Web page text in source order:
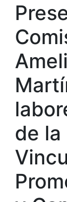
de la